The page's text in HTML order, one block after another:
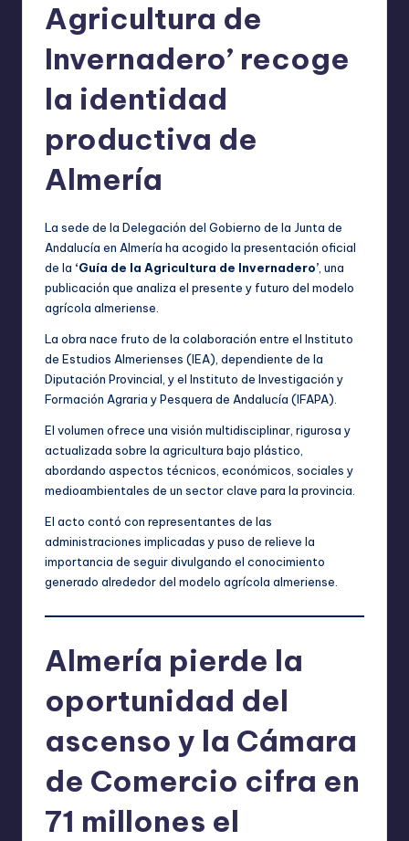
Agricultura de
Invernadero’ recoge
la identidad
productiva de
Almería
La sede de la Delegación del Gobierno de la Junta de
Andalucía en Almería ha acogido la presentación oficial
de la ‘Guía de la Agricultura de Invernadero’ , una
publicación que analiza el presente y futuro del modelo
agrícola almeriense.
La obra nace fruto de la colaboración entre el Instituto
de Estudios Almerienses (IEA), dependiente de la
Diputación Provincial, y el Instituto de Investigación y
Formación Agraria y Pesquera de Andalucía (IFAPA).
El volumen ofrece una visión multidisciplinar, rigurosa y
actualizada sobre la agricultura bajo plástico,
abordando aspectos técnicos, económicos, sociales y
medioambientales de un sector clave para la provincia.
El acto contó con representantes de las
administraciones implicadas y puso de relieve la
importancia de seguir divulgando el conocimiento
generado alrededor del modelo agrícola almeriense.
Almería pierde la
oportunidad del
ascenso y la Cámara
de Comercio cifra en
71 millones el